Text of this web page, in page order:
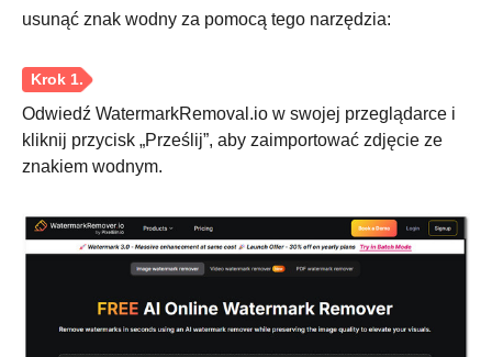
usunąć znak wodny za pomocą tego narzędzia:
Odwiedź WatermarkRemoval.io w swojej przeglądarce i
kliknij przycisk „Prześlij”, aby zaimportować zdjęcie ze
znakiem wodnym.